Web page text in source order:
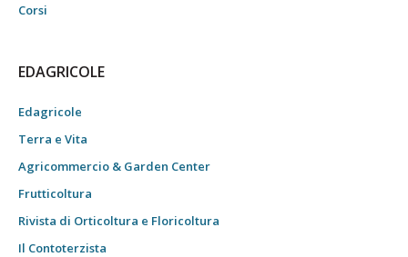
Corsi
EDAGRICOLE
Edagricole
Terra e Vita
Agricommercio & Garden Center
Frutticoltura
Rivista di Orticoltura e Floricoltura
Il Contoterzista